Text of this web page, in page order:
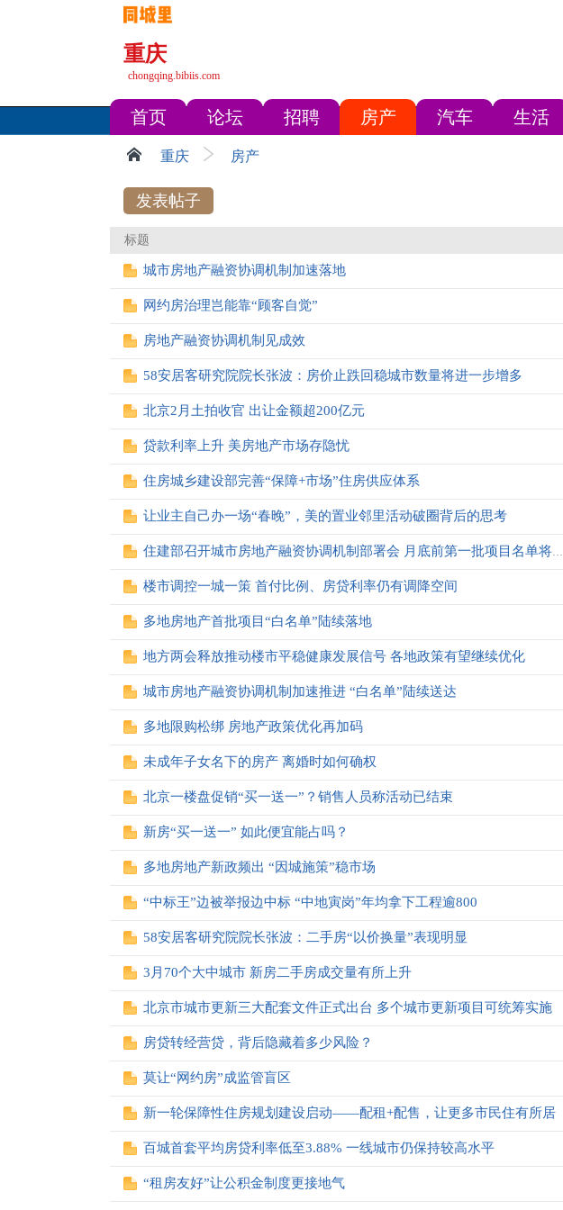
重庆
chongqing.bibiis.com
首页 论坛 招聘 房产 汽车 生活
重庆 房产
发表帖子
标题
城市房地产融资协调机制加速落地
网约房治理岂能靠“顾客自觉”
房地产融资协调机制见成效
58安居客研究院院长张波：房价止跌回稳城市数量将进一步增多
北京2月土拍收官 出让金额超200亿元
贷款利率上升 美房地产市场存隐忧
住房城乡建设部完善“保障+市场”住房供应体系
让业主自己办一场“春晚”，美的置业邻里活动破圈背后的思考
住建部召开城市房地产融资协调机制部署会 月底前第一批项目名单将落地
楼市调控一城一策 首付比例、房贷利率仍有调降空间
多地房地产首批项目“白名单”陆续落地
地方两会释放推动楼市平稳健康发展信号 各地政策有望继续优化
城市房地产融资协调机制加速推进 “白名单”陆续送达
多地限购松绑 房地产政策优化再加码
未成年子女名下的房产 离婚时如何确权
北京一楼盘促销“买一送一”？销售人员称活动已结束
新房“买一送一” 如此便宜能占吗？
多地房地产新政频出 “因城施策”稳市场
“中标王”边被举报边中标 “中地寅岗”年均拿下工程逾800
58安居客研究院院长张波：二手房“以价换量”表现明显
3月70个大中城市 新房二手房成交量有所上升
北京市城市更新三大配套文件正式出台 多个城市更新项目可统筹实施
房贷转经营贷，背后隐藏着多少风险？
莫让“网约房”成监管盲区
新一轮保障性住房规划建设启动——配租+配售，让更多市民住有所居
百城首套平均房贷利率低至3.88% 一线城市仍保持较高水平
“租房友好”让公积金制度更接地气